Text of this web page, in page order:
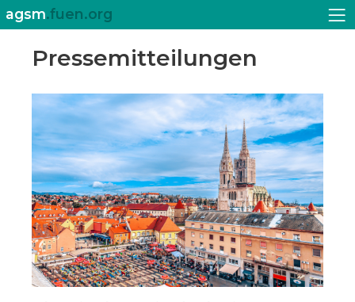
agsm.fuen.org
Pressemitteilungen